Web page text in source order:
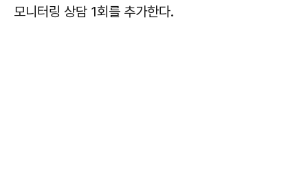
모니터링 상담 1회를 추가한다.